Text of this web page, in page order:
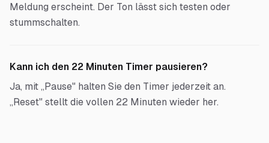
Meldung erscheint. Der Ton lässt sich testen oder
stummschalten.
Kann ich den 22 Minuten Timer pausieren?
Ja, mit „Pause" halten Sie den Timer jederzeit an.
„Reset" stellt die vollen 22 Minuten wieder her.